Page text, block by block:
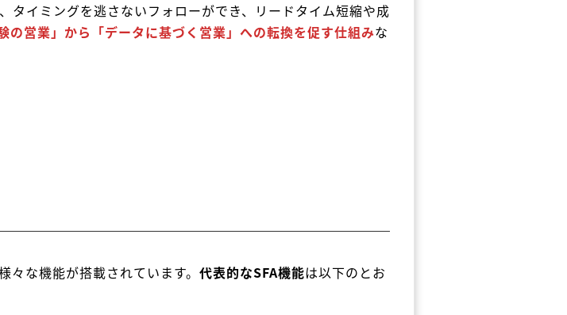
タイミングを逃さないフォローができ、リードタイム短縮や成
の営業」から「データに基づく営業」への転換を促す仕組みな
な機能が搭載されています。 代表的なSFA機能は以下のとお